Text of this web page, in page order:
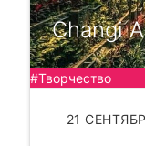
Changi
#Творчество
21